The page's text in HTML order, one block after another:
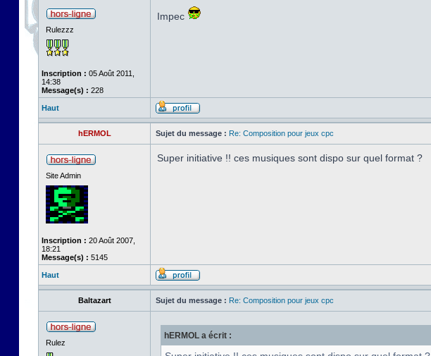
Rulezzz
Inscription : 05 Août 2011,
14:38
Message(s) : 228
Impec
Haut
hERMOL Sujet du message : Re: Composition pour jeux cpc
Site Admin
Inscription : 20 Août 2007,
18:21
Message(s) : 5145
Super initiative !! ces musiques sont dispo sur quel format ?
Haut
Baltazart Sujet du message : Re: Composition pour jeux cpc
Rulez
hERMOL a écrit :